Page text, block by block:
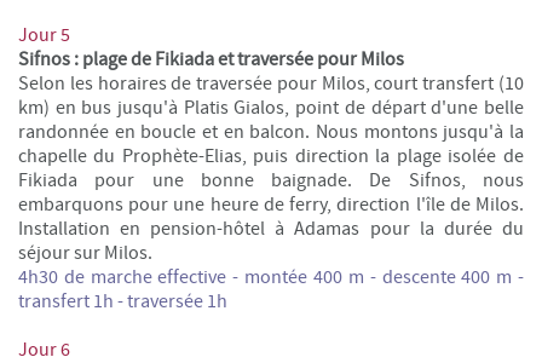
Jour 5
Sifnos : plage de Fikiada et traversée pour Milos
Selon les horaires de traversée pour Milos, court transfert (10
km) en bus jusqu'à Platis Gialos, point de départ d'une belle
randonnée en boucle et en balcon. Nous montons jusqu'à la
chapelle du Prophète-Elias, puis direction la plage isolée de
Fikiada pour une bonne baignade. De Sifnos, nous
embarquons pour une heure de ferry, direction l'île de Milos.
Installation en pension-hôtel à Adamas pour la durée du
séjour sur Milos.
4h30 de marche effective - montée 400 m - descente 400 m -
transfert 1h - traversée 1h
Jour 6